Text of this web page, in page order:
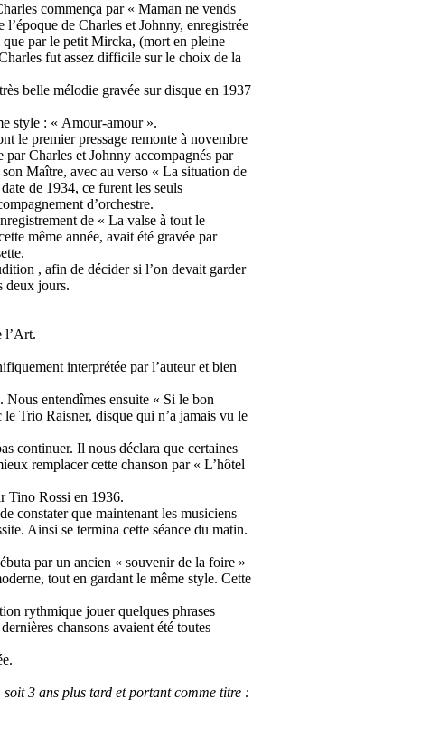
commença par « Maman ne vends
de Charles et Johnny, enregistrée
que par le petit Mircka, (mort en pleine
fut assez difficile sur le choix de la
belle mélodie gravée sur disque en 1937
style : « Amour-amour ».
le premier pressage remonte à novembre
Charles et Johnny accompagnés par
Maître, avec au verso « La situation de
de 1934, ce furent les seuls
d’orchestre.
de « La valse à tout le
même année, avait été gravée par
, afin de décider si l’on devait garder
deux jours.
l’Art.
interprétée par l’auteur et bien
entendîmes ensuite « Si le bon
Trio Raisner, disque qui n’a jamais vu le
continuer. Il nous déclara que certaines
remplacer cette chanson par « L’hôtel
Tino Rossi en 1936.
constater que maintenant les musiciens
Ainsi se termina cette séance du matin.
par un ancien « souvenir de la foire »
tout en gardant le même style. Cette
rythmique jouer quelques phrases
chansons avaient été toutes
3 ans plus tard et portant comme titre :